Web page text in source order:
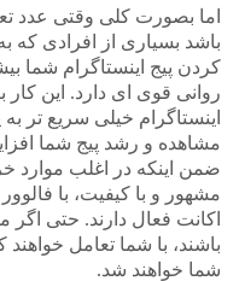
اما بصورت کلی وقتی عدد
باشد بسیاری از افرادی که
کردن پیج اینستاگرام شما
روانی قوی ای دارد. این
اینستاگرام خیلی سریع تر
مشاهده و رشد پیج شما
ضمن اینکه در اغلب موارد
مشهور و با کیفیت، با
اکانت فعال دارند. حتی
باشند، با شما تعامل خواهند
شما خواهند شد.